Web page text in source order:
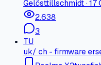
Gelösttillschmidt·17
2.638
3
TU
uk/ ch - firmware